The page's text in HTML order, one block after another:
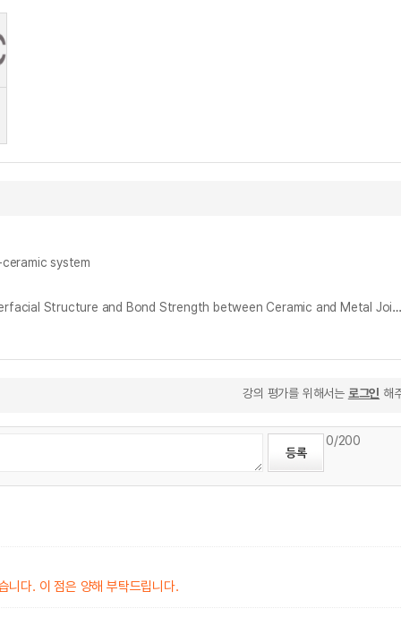
ceramic system
세라믹/金屬接合材의 界面組織과 接合强度에 關한 數値解析 및 實驗的 硏究 = Computational and Experimental Investigations on the
강의 평가를 위해서는 로그인 해
0/200
니다. 이 점은 양해 부탁드립니다.